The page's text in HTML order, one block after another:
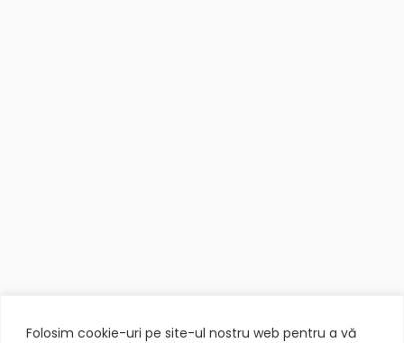
Folosim cookie-uri pe site-ul nostru web pentru a vă